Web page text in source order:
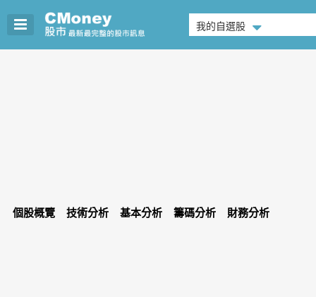
我的自選股
個股概覽 技術分析 基本分析 籌碼分析 財務分析